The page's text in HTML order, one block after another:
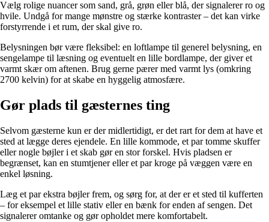
Vælg rolige nuancer som sand, grå, grøn eller blå, der signalerer ro og
hvile. Undgå for mange mønstre og stærke kontraster – det kan virke
forstyrrende i et rum, der skal give ro.
Belysningen bør være fleksibel: en loftlampe til generel belysning, en
sengelampe til læsning og eventuelt en lille bordlampe, der giver et
varmt skær om aftenen. Brug gerne pærer med varmt lys (omkring
2700 kelvin) for at skabe en hyggelig atmosfære.
Gør plads til gæsternes ting
Selvom gæsterne kun er der midlertidigt, er det rart for dem at have et
sted at lægge deres ejendele. En lille kommode, et par tomme skuffer
eller nogle bøjler i et skab gør en stor forskel. Hvis pladsen er
begrænset, kan en stumtjener eller et par kroge på væggen være en
enkel løsning.
Læg et par ekstra bøjler frem, og sørg for, at der er et sted til kufferten
– for eksempel et lille stativ eller en bænk for enden af sengen. Det
signalerer omtanke og gør opholdet mere komfortabelt.